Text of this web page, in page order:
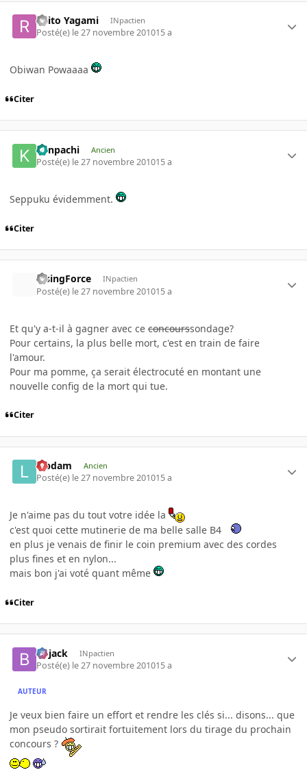
Raito Yagami INpactien
Posté(e) le 27 novembre 201015 a
Obiwan Powaaaa
Citer
Kenpachi Ancien
Posté(e) le 27 novembre 201015 a
Seppuku évidemment.
Citer
RisingForce INpactien
Posté(e) le 27 novembre 201015 a
Et qu'y a-t-il à gagner avec ce concourssondage?
Pour certains, la plus belle mort, c'est en train de faire
l'amour.
Pour ma pomme, ça serait électrocuté en montant une
nouvelle config de la mort qui tue.
Citer
labdam Ancien
Posté(e) le 27 novembre 201015 a
Je n'aime pas du tout votre idée la
c'est quoi cette mutinerie de ma belle salle B4
en plus je venais de finir le coin premium avec des cordes
plus fines et en nylon...
mais bon j'ai voté quant même
Citer
Bojack INpactien
Posté(e) le 27 novembre 201015 a
AUTEUR
Je veux bien faire un effort et rendre les clés si... disons... que
mon pseudo sortirait fortuitement lors du tirage du prochain
concours ?